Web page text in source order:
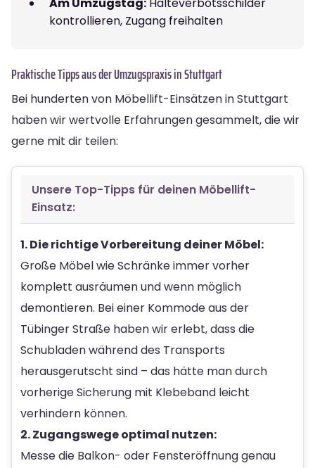
Am Umzugstag: Halteverbotsschilder
kontrollieren, Zugang freihalten
Praktische Tipps aus der Umzugspraxis in Stuttgart
Bei hunderten von Möbellift-Einsätzen in Stuttgart
haben wir wertvolle Erfahrungen gesammelt, die wir
gerne mit dir teilen:
Unsere Top-Tipps für deinen Möbellift-
Einsatz:
1. Die richtige Vorbereitung deiner Möbel:
Große Möbel wie Schränke immer vorher
komplett ausräumen und wenn möglich
demontieren. Bei einer Kommode aus der
Tübinger Straße haben wir erlebt, dass die
Schubladen während des Transports
herausgerutscht sind – das hätte man durch
vorherige Sicherung mit Klebeband leicht
verhindern können.
2. Zugangswege optimal nutzen:
Messe die Balkon- oder Fensteröffnung genau